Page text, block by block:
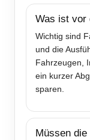
Was ist vor
Wichtig sind
und die
Fahrzeugen,
ein kurzer
sparen.
Müssen